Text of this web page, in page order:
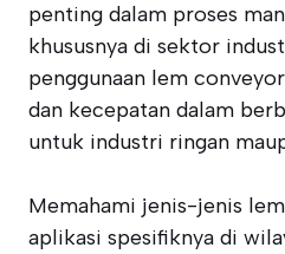
penting dalam proses
khususnya di sektor
penggunaan lem
dan kecepatan dalam
untuk industri ringan
Memahami jenis-jenis
aplikasi spesifiknya di